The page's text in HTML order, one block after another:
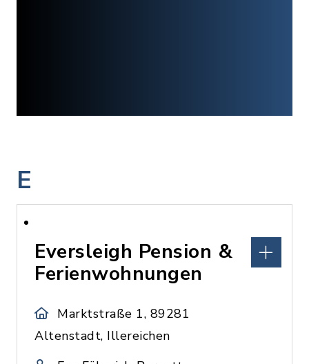
E
Eversleigh Pension &
Ferienwohnungen
Marktstraße 1, 89281
Altenstadt, Illereichen